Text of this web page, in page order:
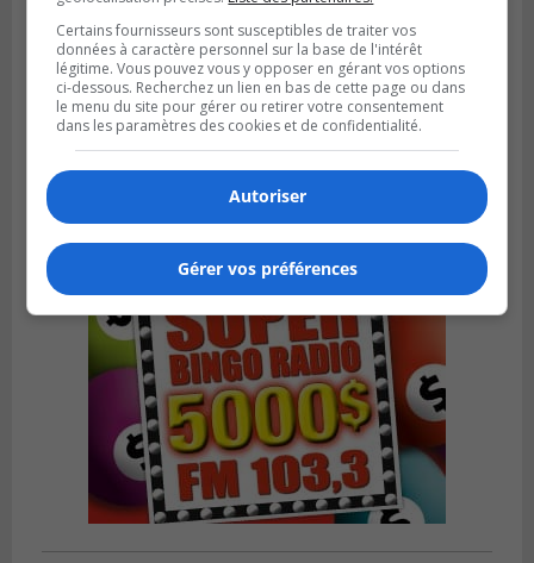
Publié le 4 août 2026 à 13h18
Des fromages de la Laiterie Coaticook
rappelés par l’ACIA
Certains fournisseurs sont susceptibles de traiter vos
données à caractère personnel sur la base de l'intérêt
légitime. Vous pouvez vous y opposer en gérant vos options
ci-dessous. Recherchez un lien en bas de cette page ou dans
le menu du site pour gérer ou retirer votre consentement
dans les paramètres des cookies et de confidentialité.
Autoriser
Gérer vos préférences